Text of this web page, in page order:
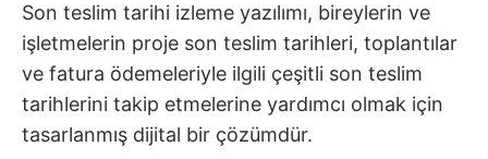
Son teslim tarihi izleme yazılımı, bireylerin ve
işletmelerin proje son teslim tarihleri, toplantılar
ve fatura ödemeleriyle ilgili çeşitli son teslim
tarihlerini takip etmelerine yardımcı olmak için
tasarlanmış dijital bir çözümdür.